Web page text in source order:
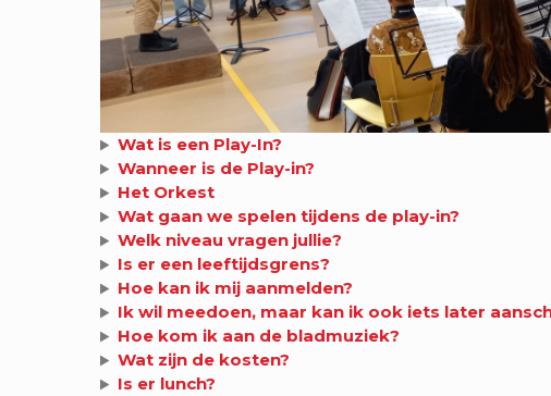
Wat is een Play-In?
Wanneer is de Play-in?
Het Orkest
Wat gaan we spelen tijdens de play-in?
Welk niveau vragen jullie?
Is er een leeftijdsgrens?
Hoe kan ik mij aanmelden?
Ik wil meedoen, maar kan ik ook iets later
Hoe kom ik aan de bladmuziek?
Wat zijn de kosten?
Is er lunch?